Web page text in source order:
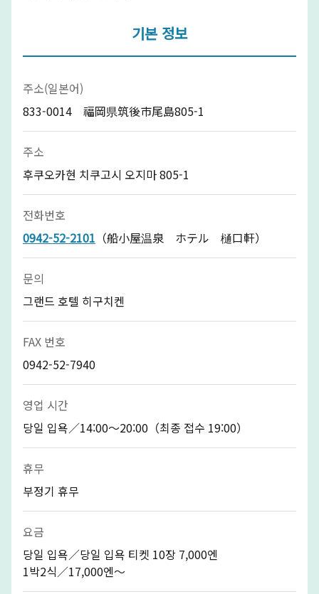
기본 정보
주소(일본어)
833-0014 福岡県筑後市尾島805-1
주소
후쿠오카현 치쿠고시 오지마 805-1
전화번호
0942-52-2101 （船小屋温泉 ホテル 樋口軒）
문의
그랜드 호텔 히구치켄
FAX 번호
0942-52-7940
영업 시간
당일 입욕／14:00〜20:00（최종 접수 19:00）
휴무
부정기 휴무
요금
당일 입욕／당일 입욕 티켓 10장 7,000엔
1박2식／17,000엔～